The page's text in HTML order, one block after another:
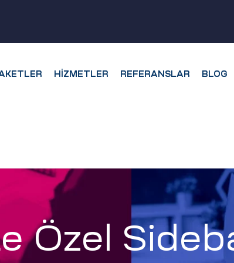
HIZMETLER REFERANSLAR BLOG
Özel